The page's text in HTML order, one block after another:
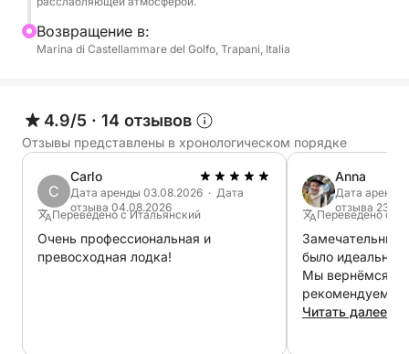
Сицилии. На борту будут предоставлены вода,
соки, безалкогольные напитки и свежие фрукты,
чтобы вы могли с комфортом провести день в
расслабления, это путешествие позволит вам
открыть для себя самую аутентичную и
захватывающую сторону сицилийского
побережья.
Услуги шкипера и топливо не включены в
стоимость путешествия. Оплата услуг шкипера
производится непосредственно в порту и
Bозвращение в:
Marina di Castellammare del Golfo, Trapani, Italia
4.9/5 · 14 отзывов
Отзывы представлены в хронологическом порядке
C
Carlo
Дата аренды 03.08.2026 · Дата
отзыва 04.08.2026
Переведено с Итальянский
Очень профессиональная и
превосходная лодка!
Anna
Дата аренды
отзыва
Переведено с
Замечательный
было идеально.
Мы вернёмся.
рекомендуем.
Читать далее